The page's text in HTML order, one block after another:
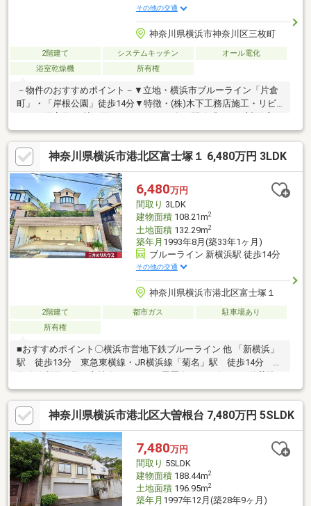
その他の交通
神奈川県横浜市神奈川区三枚町
2階建て システムキッチン
オール電化
浴室乾燥機
所有権
－物件のおすすめポイント－▼立地・横浜市ブルーライン「片倉
町」・「岸根公園」徒歩14分▼特徴・(株)木下工務店施工・リビ
ッチン、アクセントになるタイル張りのカウンター付・洗面室か
らテラスへ直接出入可能で家事動線良好・WIC・パントリー・SC
等、豊富な収納有・タイル張りの約6.0帖アトリエが玄関に隣接、
多用途に活用可能▼設備・オール電化・IHコンロ／食洗機／浄水
器・浴室乾燥機・スロップシンク■ ご希望の住まい探しをお手伝
いします ━━━━━・・・物件の詳細・ご相談はお気軽にお問い
合わせください。
神奈川県横浜市港北区富士塚１ 6,480万円 3LDK
6,480万円
間取り 3LDK
建物面積108.21m2
土地面積132.29m2
築年月 1993年8月(築33年1ヶ月)
ブルーライン 新横浜駅 徒歩14分
その他の交通
神奈川県横浜市港北区富士塚１
2階建て 都市ガス
駐車場あり
所有権
■おすすめポイント〇横浜市営地下鉄ブルーライン 他 「新横浜」
駅 徒歩13分 東急東横線・JR横浜線「菊名」駅 徒歩14分 複
装・屋根工事・2024年1月 給湯器交換〇1階リビングの床には無
垢材を使用〇カースペース1台分あり（車種による）〇ガーデニン
グを楽しめる庭あり〇第一種住居低層住居専用地域のため閑静な
住宅街〇空室のため、お客様のご都合に合わせて見学いただけま
す
神奈川県横浜市港北区大曽根台 7,480万円 5SLDK
7,480万円
間取り 5SLDK
建物面積188.44m2
土地面積196.95m2
築年月 1997年12月(築28年9ヶ月)